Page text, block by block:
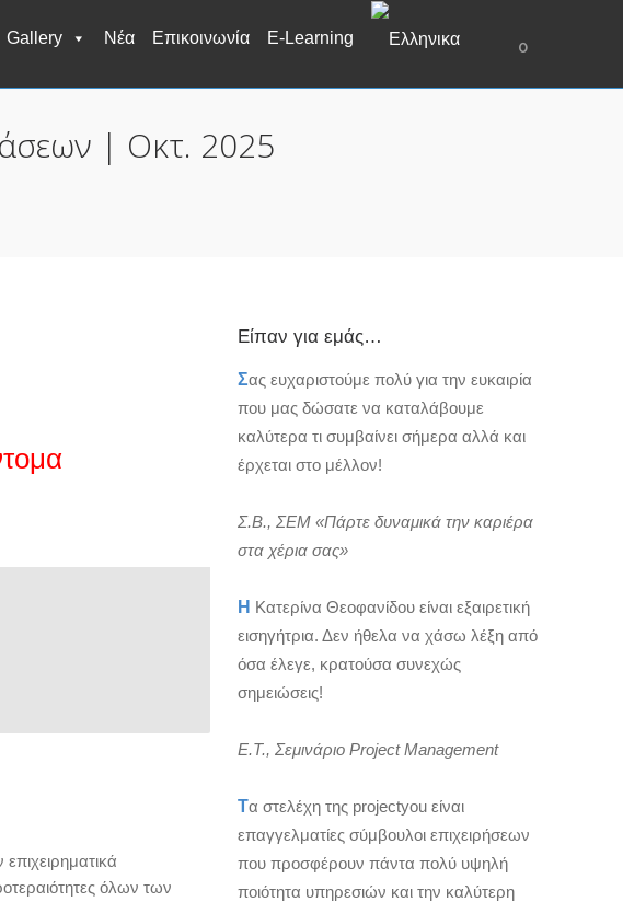
0
Gallery Νέα Επικοινωνία E-Learning
| Οκτ. 2025
όλων των
Είπαν για εμάς…
Σας ευχαριστούμε πολύ για την ευκαιρία
που μας δώσατε να καταλάβουμε
καλύτερα τι συμβαίνει σήμερα αλλά και
έρχεται στο μέλλον!
Σ.Β., ΣΕΜ «Πάρτε δυναμικά την καριέρα
στα χέρια σας»
Η Κατερίνα Θεοφανίδου είναι εξαιρετική
εισηγήτρια. Δεν ήθελα να χάσω λέξη από
όσα έλεγε, κρατούσα συνεχώς
σημειώσεις!
Ε.Τ., Σεμινάριο Project Management
Τα στελέχη της projectyou είναι
επαγγελματίες σύμβουλοι επιχειρήσεων
που προσφέρουν πάντα πολύ υψηλή
ποιότητα υπηρεσιών και την καλύτερη